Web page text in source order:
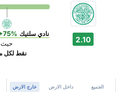
نادي سلتيك
حيث
نقط لكل
2.10
الجميع داخل الارض خارج الارض